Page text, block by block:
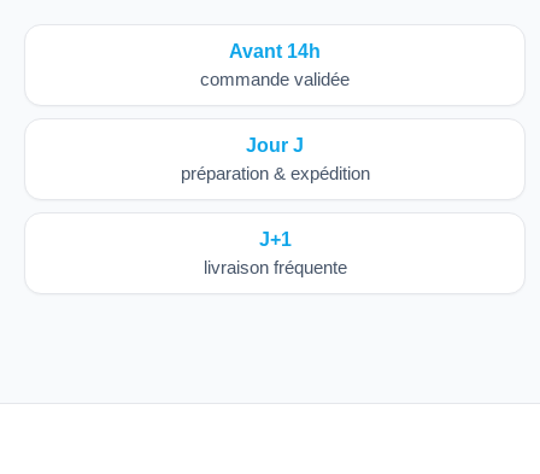
Avant 14h
commande validée
Jour J
préparation & expédition
J+1
livraison fréquente